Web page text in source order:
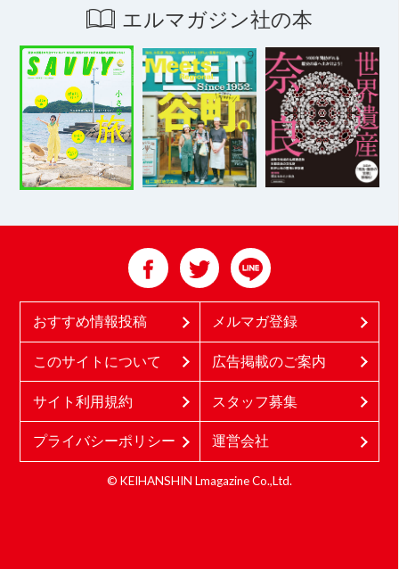
エルマガジン社の本
おすすめ情報投稿 メルマガ登録
このサイトについて 広告掲載のご案内
サイト利用規約 スタッフ募集
プライバシーポリシー 運営会社
© KEIHANSHIN Lmagazine Co.,Ltd.